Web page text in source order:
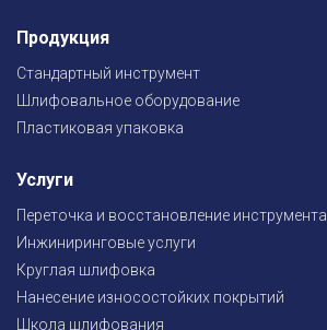
Продукция
Стандартный инструмент
Шлифовальное оборудование
Пластиковая упаковка
Услуги
Переточка и восстановление инструмента
Инжиниринговые услуги
Круглая шлифовка
Нанесение износостойких покрытий
Школа шлифования